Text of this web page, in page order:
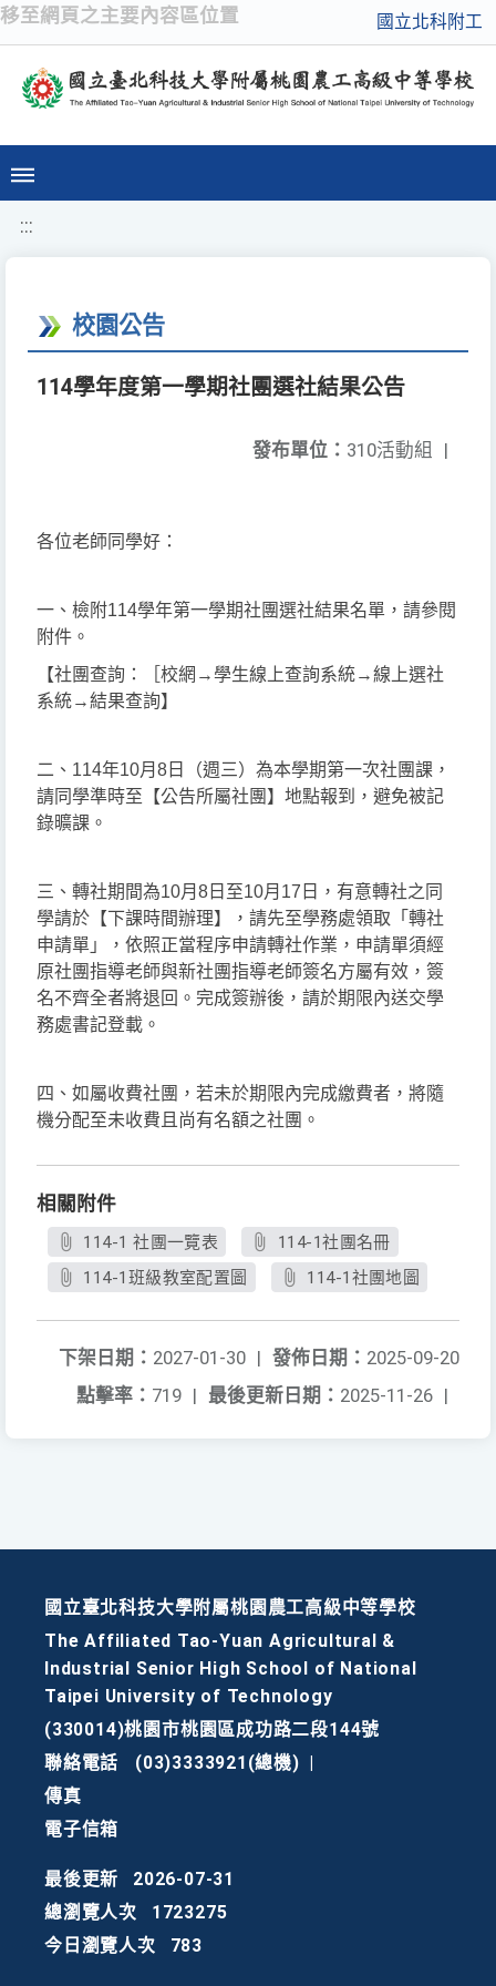
移至網頁之主要內容區位置 國立北科附工
:::
校園公告
114學年度第一學期社團選社結果公告
發布單位： 310活動組 |
各位老師同學好：
一、檢附114學年第一學期社團選社結果名單，請參閱
附件。
【社團查詢：［校網→學生線上查詢系統→線上選社
系統→結果查詢】
二、114年10月8日（週三）為本學期第一次社團課，
請同學準時至【公告所屬社團】地點報到，避免被記
錄曠課。
三、轉社期間為10月8日至10月17日，有意轉社之同
學請於【下課時間辦理】，請先至學務處領取「轉社
申請單」，依照正當程序申請轉社作業，申請單須經
原社團指導老師與新社團指導老師簽名方屬有效，簽
名不齊全者將退回。完成簽辦後，請於期限內送交學
務處書記登載。
四、如屬收費社團，若未於期限內完成繳費者，將隨
機分配至未收費且尚有名額之社團。
相關附件
114-1 社團一覽表
114-1社團名冊
114-1班級教室配置圖
114-1社團地圖
發佈日期： 2025-09-20
下架日期： 2027-01-30 |
最後更新日期： 2025-11-26 |
點擊率： 719 |
國立臺北科技大學附屬桃園農工高級中等學校
The Affiliated Tao-Yuan Agricultural &
Industrial Senior High School of National
Taipei University of Technology
(330014)桃園市桃園區成功路二段144號
聯絡電話
(03)3333921(總機)
傳真
電子信箱
最後更新
2026-07-31
總瀏覽人次
1723275
今日瀏覽人次
783